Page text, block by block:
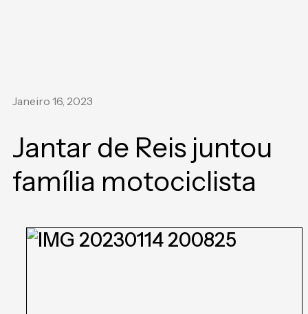
Janeiro 16, 2023
Jantar de Reis juntou
família motociclista